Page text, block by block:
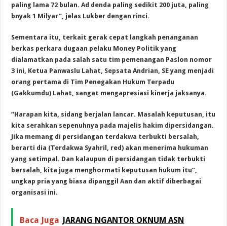
paling lama 72 bulan. Ad denda paling sedikit 200 juta, paling
bnyak 1 Milyar”, jelas Lukber dengan rinci.
Sementara itu, terkait gerak cepat langkah penanganan
berkas perkara dugaan pelaku Money Politik yang
dialamatkan pada salah satu tim pemenangan Paslon nomor
3 ini, Ketua Panwaslu Lahat, Sepsata Andrian, SE yang menjadi
orang pertama di Tim Penegakan Hukum Terpadu
(Gakkumdu) Lahat, sangat mengapresiasi kinerja jaksanya.
“Harapan kita, sidang berjalan lancar. Masalah keputusan, itu
kita serahkan sepenuhnya pada majelis hakim dipersidangan.
Jika memang di persidangan terdakwa terbukti bersalah,
berarti dia (Terdakwa Syahril, red) akan menerima hukuman
yang setimpal. Dan kalaupun di persidangan tidak terbukti
bersalah, kita juga menghormati keputusan hukum itu”,
ungkap pria yang biasa dipanggil Aan dan aktif diberbagai
organisasi ini.
Baca Juga JARANG NGANTOR OKNUM ASN